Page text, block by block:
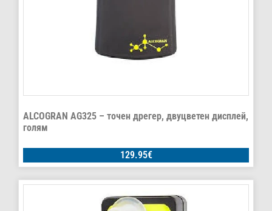
ALCOGRAN AG325 – точен дрегер, двуцветен дисплей,
голям
129.95€